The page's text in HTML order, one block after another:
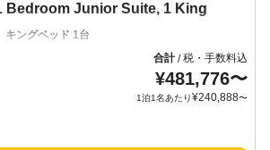
Bedroom Junior Suite, 1 King
キングベッド 1台
合計/税・手数料込
¥481,776〜
1泊1名あたり¥240,888〜